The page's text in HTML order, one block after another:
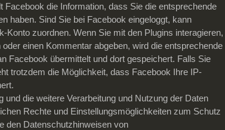
Facebook die Information, dass Sie die entsprechende
haben. Sind Sie bei Facebook eingeloggt, kann
Konto zuordnen. Wenn Sie mit den Plugins interagieren,
einen Kommentar abgeben, wird die entsprechende
Facebook übermittelt und dort gespeichert. Falls Sie
trotzdem die Möglichkeit, dass Facebook Ihre IP-
die weitere Verarbeitung und Nutzung der Daten
Rechte und Einstellungsmöglichkeiten zum Schutz
den Datenschutzhinweisen von